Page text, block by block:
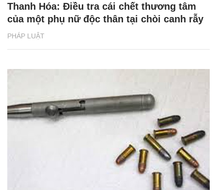
PHÁP LUẬT
Thanh Hóa: Điều tra cái chết thương tâm
của một phụ nữ độc thân tại chòi canh rẫy